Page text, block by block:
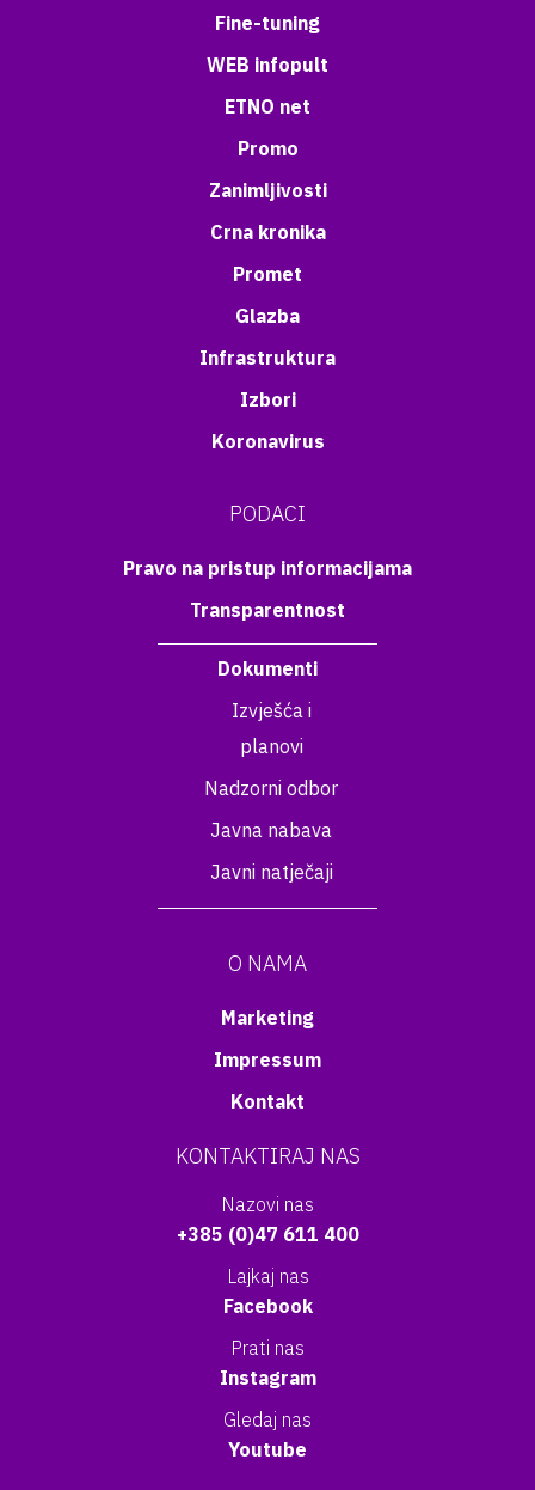
Fine-tuning
WEB infopult
ETNO net
Promo
Zanimljivosti
Crna kronika
Promet
Glazba
Infrastruktura
Izbori
Koronavirus
PODACI
Pravo na pristup informacijama
Transparentnost
Dokumenti
Izvješća i
planovi
Nadzorni odbor
Javna nabava
Javni natječaji
O NAMA
Marketing
Impressum
Kontakt
KONTAKTIRAJ NAS
Nazovi nas
+385 (0)47 611 400
Lajkaj nas
Facebook
Prati nas
Instagram
Gledaj nas
Youtube